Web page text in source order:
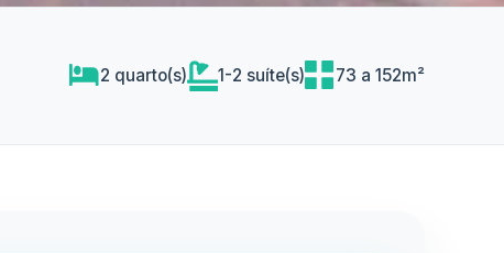
2 quarto(s) 1-2 suíte(s) 73 a 152m²